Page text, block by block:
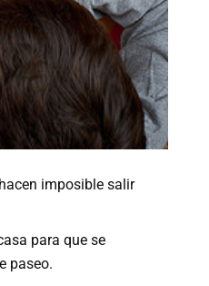
imposible salir
para que se
paseo.